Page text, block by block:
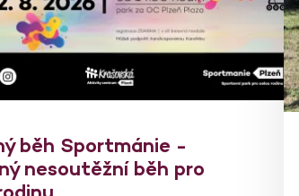
běh Sportmánie -
nesoutěžní běh pro